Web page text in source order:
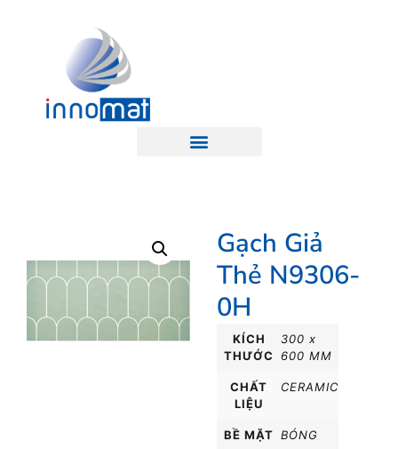
Gạch Giả
Thẻ N9306-
0H
KÍCH
THƯỚC
300 x
600 MM
CHẤT
LIỆU
CERAMIC
BỀ MẶT BÓNG